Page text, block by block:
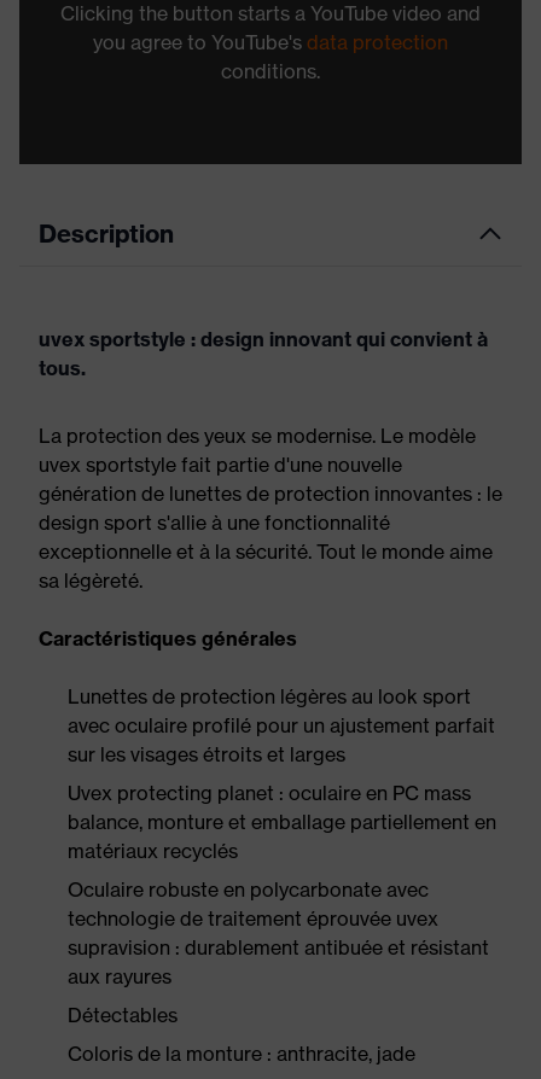
Clicking the button starts a YouTube video and
you agree to YouTube's data protection
conditions.
Description
uvex sportstyle : design innovant qui convient à
tous.
La protection des yeux se modernise. Le modèle
uvex sportstyle fait partie d'une nouvelle
génération de lunettes de protection innovantes : le
design sport s'allie à une fonctionnalité
exceptionnelle et à la sécurité. Tout le monde aime
sa légèreté.
Caractéristiques générales
Lunettes de protection légères au look sport
avec oculaire profilé pour un ajustement parfait
sur les visages étroits et larges
Uvex protecting planet : oculaire en PC mass
balance, monture et emballage partiellement en
matériaux recyclés
Oculaire robuste en polycarbonate avec
technologie de traitement éprouvée uvex
supravision : durablement antibuée et résistant
aux rayures
Détectables
Coloris de la monture : anthracite, jade